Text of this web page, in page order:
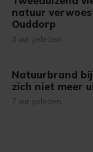
natuur
Ouddorp
3 uur geleden
Natuurbrand
zich niet meer
7 uur geleden